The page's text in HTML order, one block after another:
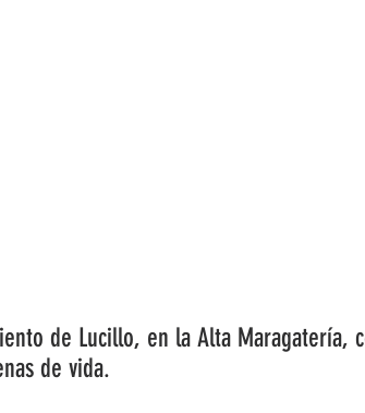
de Lucillo, en la Alta Maragatería,
de vida.